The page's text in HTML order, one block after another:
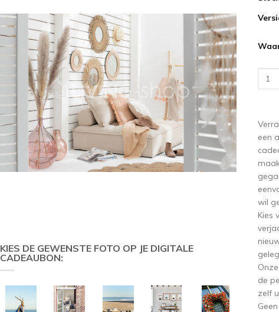
KIES DE GEWENSTE FOTO OP JE DIGITALE
CADEAUBON:
een
wil
Kies
de
zelf